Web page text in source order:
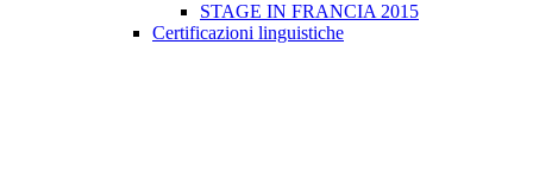
STAGE IN FRANCIA 2015
Certificazioni linguistiche